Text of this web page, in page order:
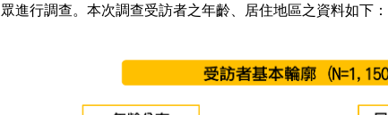
進行調查。本次調查受訪者之年齡、居住地區之資料如下：